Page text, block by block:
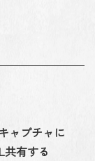
ャプチャに
共有する